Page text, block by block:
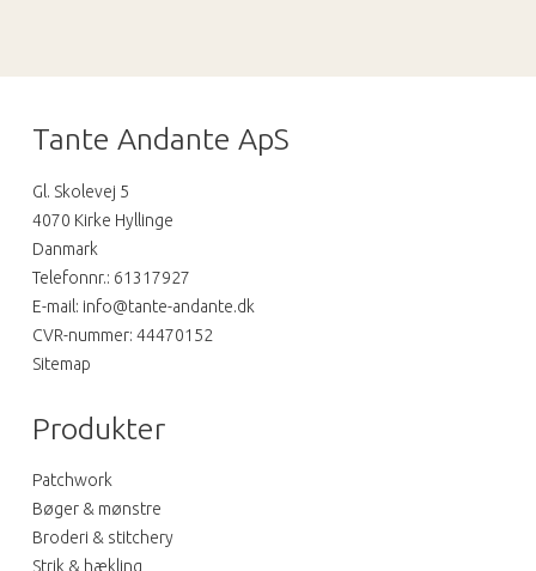
Tante Andante ApS
Gl. Skolevej 5
4070 Kirke Hyllinge
Danmark
Telefonnr.: 61317927
E-mail : info@tante-andante.dk
CVR-nummer: 44470152
Sitemap
Produkter
Patchwork
Bøger & mønstre
Broderi & stitchery
Strik & hækling